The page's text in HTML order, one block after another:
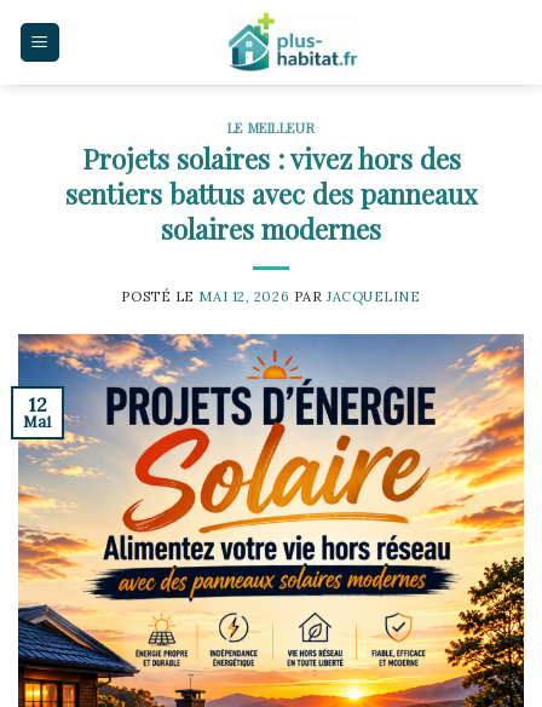
LE MEILLEUR
Projets solaires : vivez hors des
sentiers battus avec des panneaux
solaires modernes
POSTÉ LE MAI 12, 2026 PAR JACQUELINE
12
Mai